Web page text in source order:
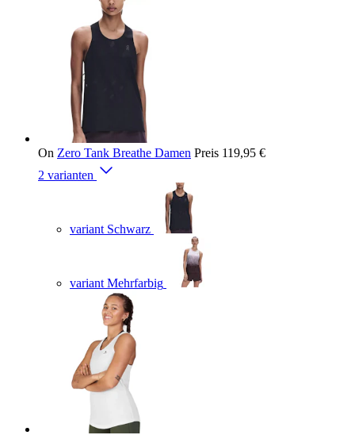
On Zero Tank Breathe Damen Preis 119,95 €
2 varianten
variant Schwarz
variant Mehrfarbig